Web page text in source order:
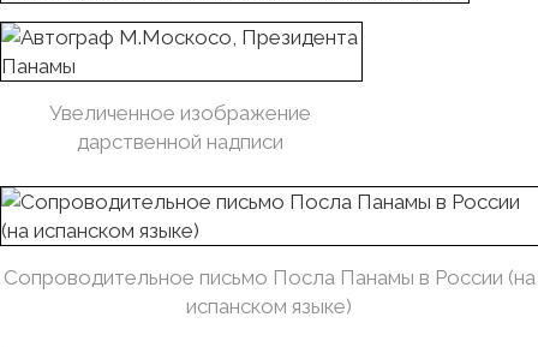
Увеличенное изображение
дарственной надписи
Сопроводительное письмо Посла Панамы в России (на
испанском языке)